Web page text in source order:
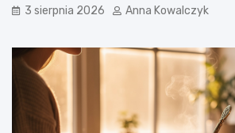
3 sierpnia 2026 Anna Kowalczyk